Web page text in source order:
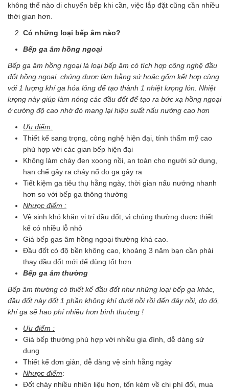
không thể nào di chuyển bếp khi cần, việc lắp đặt cũng cần nhiều
thời gian hơn.
Có những loại bếp âm nào?
Bếp ga âm hồng ngoại
Bếp ga âm hồng ngoại là loại bếp âm có tích hợp công nghệ đầu
đốt hồng ngoại, chúng được làm bằng sứ hoặc gốm kết hợp cùng
với 1 lượng khí ga hóa lỏng để tạo thành 1 nhiệt lượng lớn. Nhiệt
lượng này giúp làm nóng các đầu đốt để tạo ra bức xạ hồng ngoại
ở cường độ cao nhờ đó mang lại hiệu suất nấu nướng cao hơn
Ưu điểm:
Thiết kế sang trọng, công nghệ hiện đại, tính thẩm mỹ cao
phù hợp với các gian bếp hiện đại
Không làm cháy đen xoong nồi, an toàn cho người sử dụng,
hạn chế gây ra cháy nổ do ga gây ra
Tiết kiệm ga tiêu thụ hằng ngày, thời gian nấu nướng nhanh
hơn so với bếp ga thông thường
Nhược điểm :
Vệ sinh khó khăn vị trí đầu đốt, vì chúng thường được thiết
kế có nhiều lỗ nhỏ
Giá bếp gas âm hồng ngoại thường khá cao.
Đầu đốt có độ bền không cao, khoảng 3 năm bạn cần phải
thay đầu đốt mới để dùng tốt hơn
Bếp ga âm thường
Bếp âm thường có thiết kế đầu đốt như những loại bếp ga khác,
đầu đốt này đốt 1 phần không khí dưới nồi rồi đến đáy nồi, do đó,
khí ga sẽ hao phí nhiều hơn bình thường !
Ưu điểm :
Giá bếp thường phù hợp với nhiều gia đình, dễ dàng sử
dụng
Thiết kế đơn giản, dễ dàng vệ sinh hằng ngày
Nhược điểm:
Đốt cháy nhiều nhiên liệu hơn, tốn kém về chi phí đổi, mua